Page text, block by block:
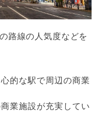
路線の人気度などを
的な駅で周辺の商業
業施設が充実してい